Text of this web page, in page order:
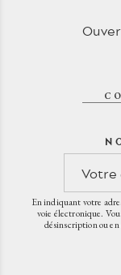
En indiquant votre
voie électronique.
désinscription ou